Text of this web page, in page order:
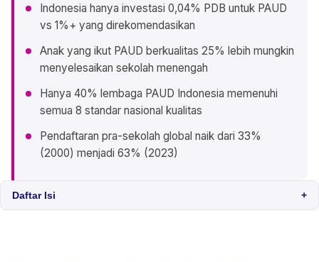
Indonesia hanya investasi 0,04% PDB untuk PAUD
vs 1%+ yang direkomendasikan
Anak yang ikut PAUD berkualitas 25% lebih mungkin
menyelesaikan sekolah menengah
Hanya 40% lembaga PAUD Indonesia memenuhi
semua 8 standar nasional kualitas
Pendaftaran pra-sekolah global naik dari 33%
(2000) menjadi 63% (2023)
Daftar Isi +